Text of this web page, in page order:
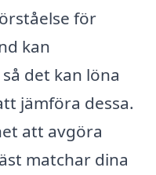
för
kan
det kan löna
jämföra dessa.
att avgöra
matchar dina